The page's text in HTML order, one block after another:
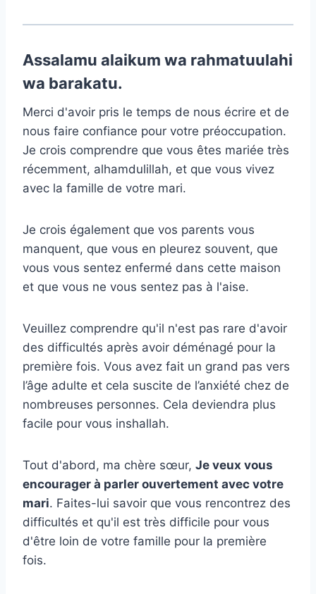
Assalamu alaikum wa rahmatuulahi
wa barakatu.
Merci d'avoir pris le temps de nous écrire et de
nous faire confiance pour votre préoccupation.
Je crois comprendre que vous êtes mariée très
récemment, alhamdulillah, et que vous vivez
avec la famille de votre mari.
Je crois également que vos parents vous
manquent, que vous en pleurez souvent, que
vous vous sentez enfermé dans cette maison
et que vous ne vous sentez pas à l'aise.
Veuillez comprendre qu'il n'est pas rare d'avoir
des difficultés après avoir déménagé pour la
première fois. Vous avez fait un grand pas vers
l’âge adulte et cela suscite de l’anxiété chez de
nombreuses personnes. Cela deviendra plus
facile pour vous inshallah.
Tout d'abord, ma chère sœur, Je veux vous
encourager à parler ouvertement avec votre
mari. Faites-lui savoir que vous rencontrez des
difficultés et qu'il est très difficile pour vous
d'être loin de votre famille pour la première
fois.